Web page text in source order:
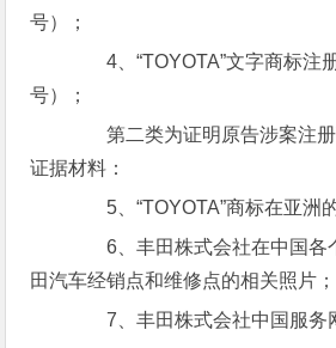
号）；
4、“TOYOTA”文字商标注
号）；
第二类为证明原告涉案注册
证据材料：
5、“TOYOTA”商标在亚洲的
6、丰田株式会社在中国各
田汽车经销点和维修点的相关照片；
7、丰田株式会社中国服务